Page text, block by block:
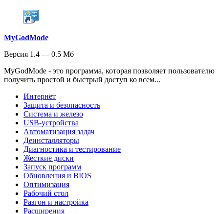
MyGodMode
Версия 1.4 — 0.5 Мб
MyGodMode - это программа, которая позволяет пользователю
получить простой и быстрый доступ ко всем...
Интернет
Защита и безопасность
Система и железо
USB-устройства
Автоматизация задач
Деинсталляторы
Диагностика и тестирование
Жесткие диски
Запуск программ
Обновления и BIOS
Оптимизация
Рабочий стол
Разгон и настройка
Расширения